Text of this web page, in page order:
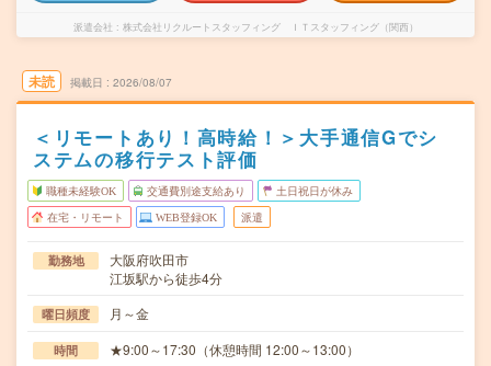
派遣会社 株式会社リクルートスタッフィング ＩＴスタッフィング（関西）
未読 掲載日 2026/08/07
＜リモートあり！高時給！＞大手通信Gでシ
ステムの移行テスト評価
職種未経験OK 交通費別途支給あり 土日祝日が休み
在宅・リモート WEB登録OK 派遣
勤務地
大阪府吹田市
江坂駅から徒歩4分
曜日頻度 月～金
時間 ★9:00～17:30（休憩時間 12:00～13:00）